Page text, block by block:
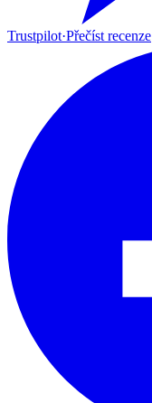
Trustpilot·Přečíst recenze